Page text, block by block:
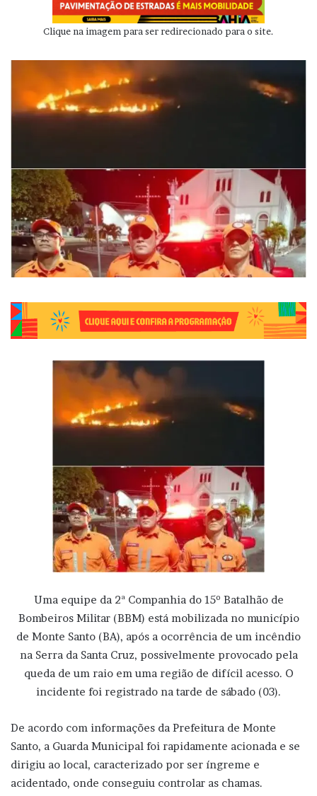
Clique na imagem para ser redirecionado para o site.
Uma equipe da 2ª Companhia do 15º Batalhão de
Bombeiros Militar (BBM) está mobilizada no município
de Monte Santo (BA), após a ocorrência de um incêndio
na Serra da Santa Cruz, possivelmente provocado pela
queda de um raio em uma região de difícil acesso. O
incidente foi registrado na tarde de sábado (03).
De acordo com informações da Prefeitura de Monte
Santo, a Guarda Municipal foi rapidamente acionada e se
dirigiu ao local, caracterizado por ser íngreme e
acidentado, onde conseguiu controlar as chamas.